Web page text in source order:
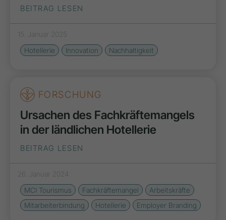
BEITRAG LESEN
15. Januar 2025
Hotellerie
Innovation Nachhaltigkeit
FORSCHUNG
Ursachen des Fachkräftemangels
in der ländlichen Hotellerie
BEITRAG LESEN
26. Januar 2024
MCI Tourismus
Fachkräftemangel
Arbeitskräfte
Mitarbeiterbindung
Hotellerie Employer Branding